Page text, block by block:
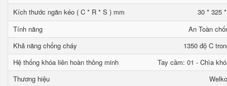
Kích thước ngăn kéo ( C * R * S ) mm
30 * 325
Tính năng
An Toàn
Khả năng chống cháy
1350 độ C
Hệ thống khóa liên hoàn thông minh
Tay cầm: 01 - Chìa
Thương hiệu
Welko